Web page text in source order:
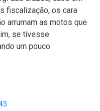
fiscalização, os cara
arrumam as motos que
se tivesse
um pouco.